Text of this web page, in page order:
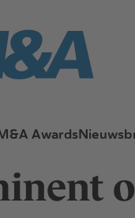
Awards